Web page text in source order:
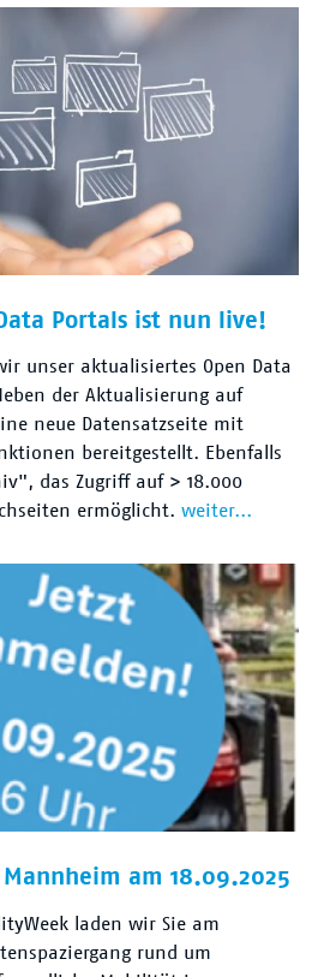
Portals ist nun live!
unser aktualisiertes Open Data
der Aktualisierung auf
neue Datensatzseite mit
bereitgestellt. Ebenfalls
das Zugriff auf > 18.000
ermöglicht. weiter...
am 18.09.2025
laden wir Sie am
rund um